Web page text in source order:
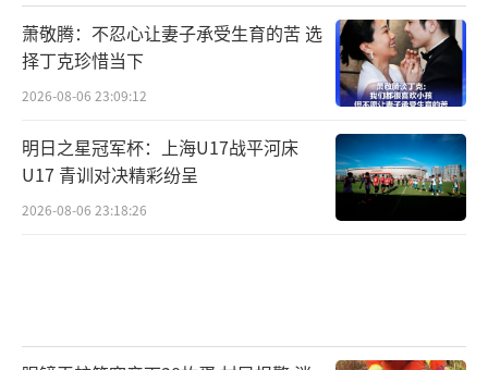
萧敬腾：不忍心让妻子承受生育的苦 选
择丁克珍惜当下
2026-08-06 23:09:12
明日之星冠军杯：上海U17战平河床
U17 青训对决精彩纷呈
2026-08-06 23:18:26